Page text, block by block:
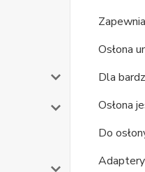
Osłona
Dla
Osłona
Do